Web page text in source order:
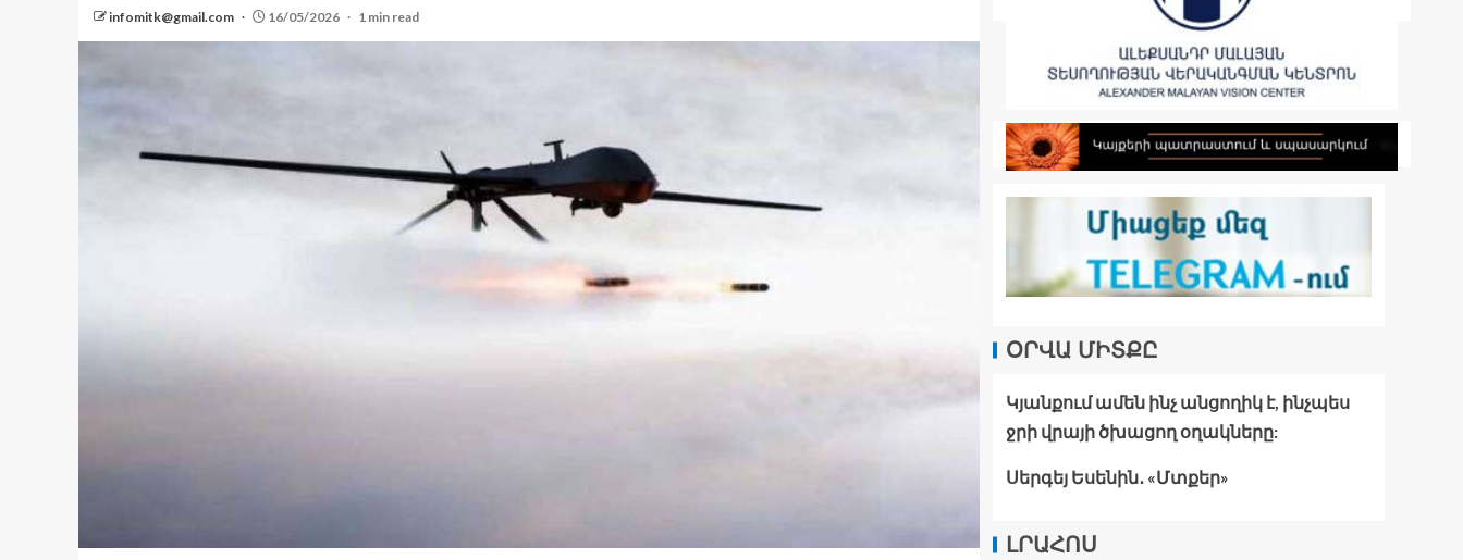
infomitk@gmail.com 16/05/2026 1 min read
ՕՐՎԱ ՄԻՏՔԸ
Կյանքում ամեն ինչ անցողիկ է, ինչպես
ջրի վրայի ծխացող օղակները:
Սերգեյ Եսենին․ «Մտքեր»
ԼՐԱՀՈՍ